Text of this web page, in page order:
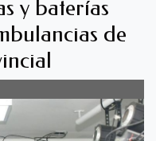
y baterías
de